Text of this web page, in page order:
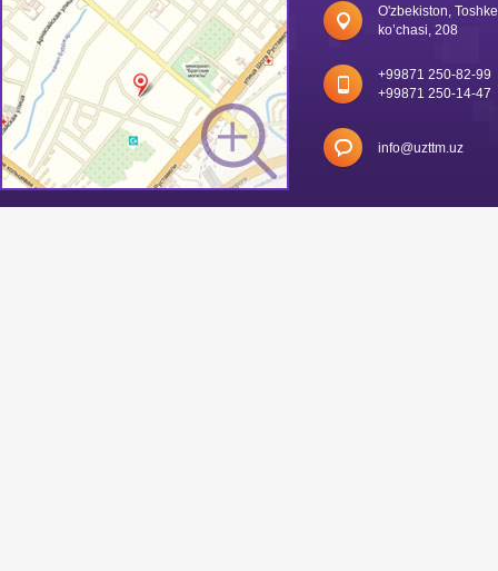
O'zbekiston,
ko’chasi, 208
+99871 250-82-99
+99871 250-14-47
info@uzttm.uz